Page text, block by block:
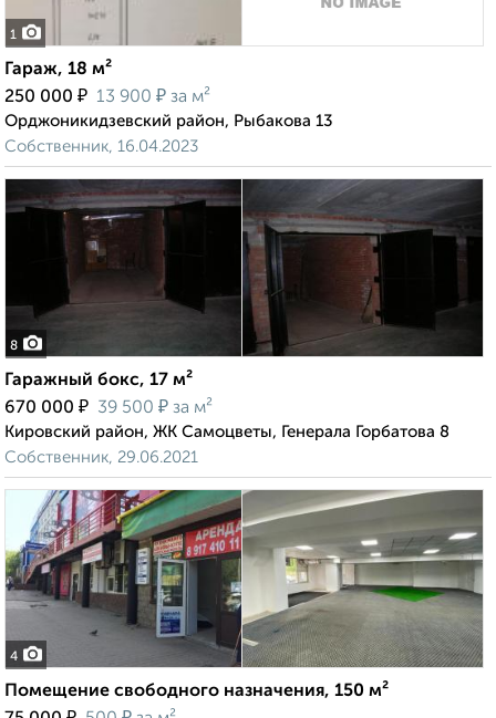
1
Гараж, 18 м²
250 000 ₽ 13 900 ₽ за м²
Орджоникидзевский район, Рыбакова 13
Собственник, 16.04.2023
8
Гаражный бокс, 17 м²
670 000 ₽ 39 500 ₽ за м²
Кировский район, ЖК Самоцветы, Генерала Горбатова 8
Собственник, 29.06.2021
4
Помещение свободного назначения, 150 м²